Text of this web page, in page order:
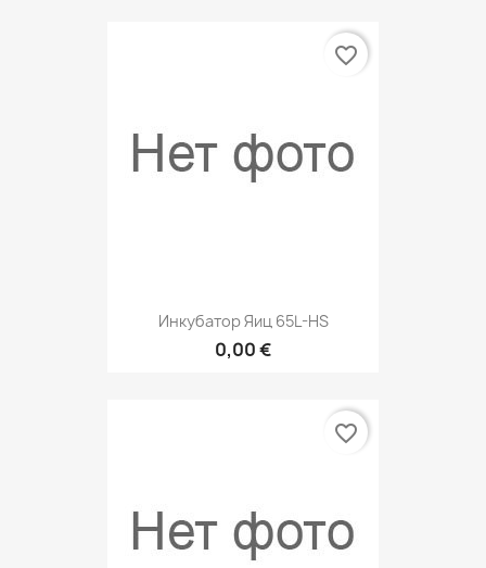
Инкубатор Яиц 65L-HS
0,00 €
favorite_border
favorite_border